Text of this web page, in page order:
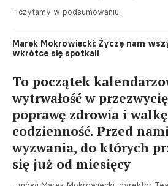
- czytamy w podsumowaniu.
Marek Mokrowiecki: Życzę nam
wkrótce się spotkali
To początek
wytrwałość w
poprawę zdrowia i
codzienność. Przed
wyzwania, do których
się już od miesięcy